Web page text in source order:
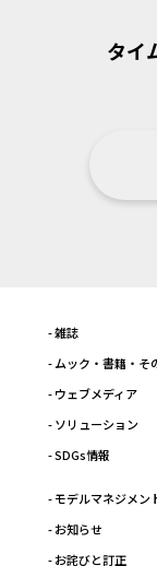
タイ
- 雑誌
- ムック・書籍・そ
- ウェブメディア
- ソリューション
- SDGs情報
- モデルマネジメン
- お知らせ
- お詫びと訂正